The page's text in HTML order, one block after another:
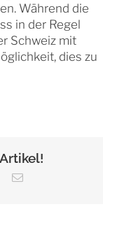
Während die
in der Regel
Schweiz mit
dies zu
Pinterest
E-